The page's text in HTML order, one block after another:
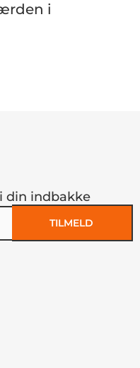
i
din indbakke
TILMELD